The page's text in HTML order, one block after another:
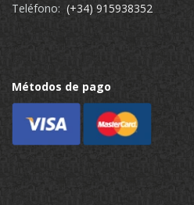
Teléfono: (+34) 915938352
Métodos de pago